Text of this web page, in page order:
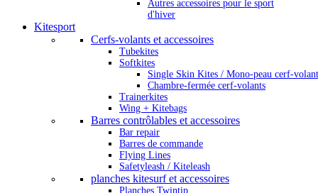
Autres accessoires pour le sport
d'hiver
Kitesport
Cerfs-volants et accessoires
Tubekites
Softkites
Single Skin Kites / Mono-peau cerf-
Chambre-fermée cerf-volants
Trainerkites
Wing + Kitebags
Barres contrôlables et accessoires
Bar repair
Barres de commande
Flying Lines
Safetyleash / Kiteleash
planches kitesurf et accessoires
Planches Twintip